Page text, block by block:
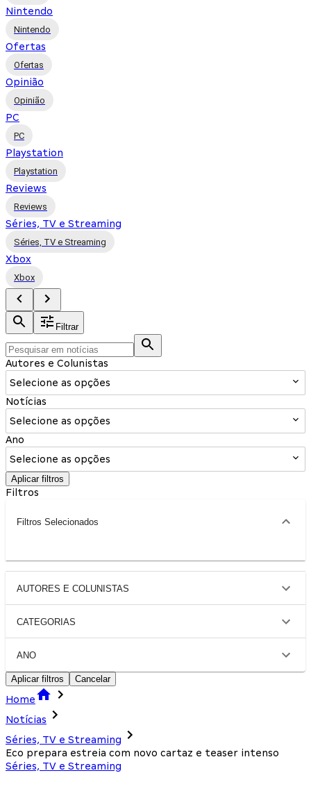
Nintendo
Nintendo
Ofertas
Ofertas
Opinião
Opinião
PC
PC
Playstation
Playstation
Reviews
Reviews
Séries, TV e Streaming
Séries, TV e Streaming
Xbox
Xbox
Filtrar
Autores e Colunistas
Selecione as opções
Notícias
Selecione as opções
Ano
Selecione as opções
Aplicar filtros
Filtros
Filtros Selecionados
AUTORES E COLUNISTAS
CATEGORIAS
ANO
Aplicar filtros Cancelar
Home
Notícias
Séries, TV e Streaming
Eco prepara estreia com novo cartaz e teaser intenso
Séries, TV e Streaming